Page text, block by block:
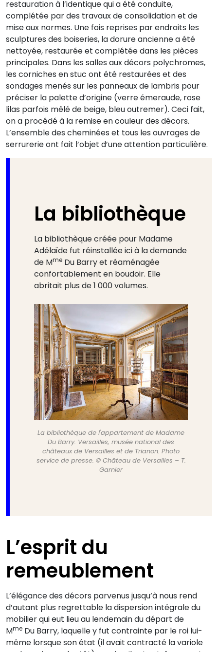
restauration à l’identique qui a été conduite,
complétée par des travaux de consolidation et de
mise aux normes. Une fois reprises par endroits les
sculptures des boiseries, la dorure ancienne a été
nettoyée, restaurée et complétée dans les pièces
principales. Dans les salles aux décors polychromes,
les corniches en stuc ont été restaurées et des
sondages menés sur les panneaux de lambris pour
préciser la palette d’origine (verre émeraude, rose
lilas parfois mêlé de beige, bleu outremer). Ceci fait,
on a procédé à la remise en couleur des décors.
L’ensemble des cheminées et tous les ouvrages de
serrurerie ont fait l’objet d’une attention particulière.
La bibliothèque
La bibliothèque créée pour Madame
Adélaïde fut réinstallée ici à la demande
de Mme Du Barry et réaménagée
confortablement en boudoir. Elle
abritait plus de 1 000 volumes.
La bibliothèque de l'appartement de Madame
Du Barry. Versailles, musée national des
châteaux de Versailles et de Trianon. Photo
service de presse. © Château de Versailles – T.
Garnier
L’esprit du
remeublement
L’élégance des décors parvenus jusqu’à nous rend
d’autant plus regrettable la dispersion intégrale du
mobilier qui eut lieu au lendemain du départ de
Mme Du Barry, laquelle y fut contrainte par le roi lui-
même lorsque son état (il avait contracté la variole